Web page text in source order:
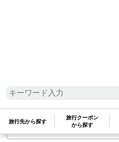
旅行先から探す
旅行クーポン
から探す
せん
検索条件を変更して再度お試しく
文字が正しく入力されていること